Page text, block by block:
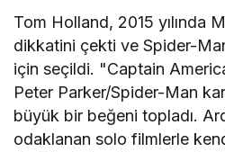
Tom Holland, 2015 yılında
dikkatini çekti ve Spider-
için seçildi. "Captain
Peter Parker/Spider-Man
büyük bir beğeni topladı.
odaklanan solo filmlerle